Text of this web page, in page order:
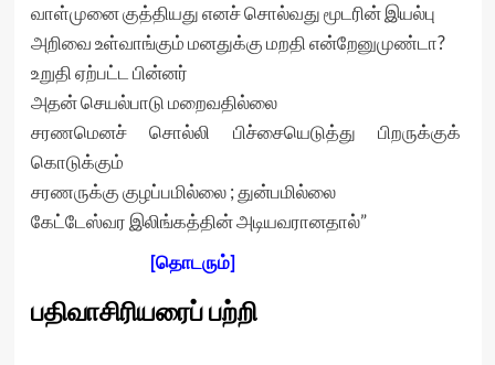
வாள்முனை குத்தியது எனச் சொல்வது மூடரின் இயல்பு
அறிவை உள்வாங்கும் மனதுக்கு மறதி என்றேனுமுண்டா?
உறுதி ஏற்பட்ட பின்னர்
அதன் செயல்பாடு மறைவதில்லை
சரணமெனச் சொல்லி பிச்சையெடுத்து பிறருக்குக்
கொடுக்கும்
சரணருக்கு குழப்பமில்லை ; துன்பமில்லை
கேட்டேஸ்வர இலிங்கத்தின் அடியவரானதால்”
[தொடரும்]
பதிவாசிரியரைப் பற்றி